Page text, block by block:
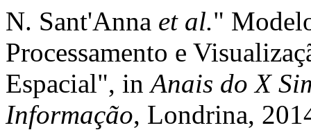
N. Sant'Anna et al."
Processamento e
Espacial", inAnais do X
Informação, Londrina,